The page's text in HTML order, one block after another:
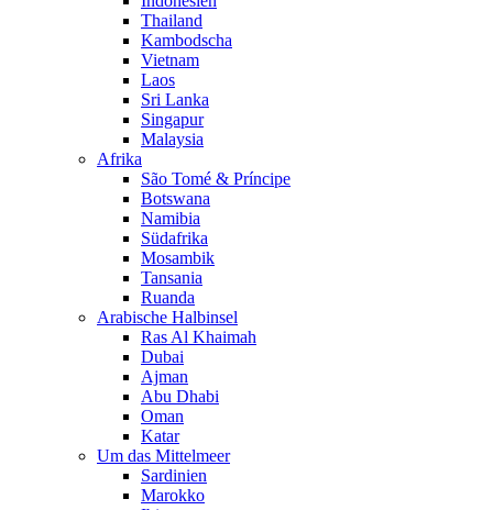
Thailand
Kambodscha
Vietnam
Laos
Sri Lanka
Singapur
Malaysia
Afrika
São Tomé & Príncipe
Botswana
Namibia
Südafrika
Mosambik
Tansania
Ruanda
Arabische Halbinsel
Ras Al Khaimah
Dubai
Ajman
Abu Dhabi
Oman
Katar
Um das Mittelmeer
Sardinien
Marokko